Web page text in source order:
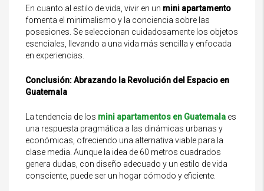
En cuanto al estilo de vida, vivir en un mini apartamento
fomenta el minimalismo y la conciencia sobre las
posesiones. Se seleccionan cuidadosamente los objetos
esenciales, llevando a una vida más sencilla y enfocada
en experiencias.
Conclusión: Abrazando la Revolución del Espacio en
Guatemala
La tendencia de los mini apartamentos en Guatemala es
una respuesta pragmática a las dinámicas urbanas y
económicas, ofreciendo una alternativa viable para la
clase media. Aunque la idea de 60 metros cuadrados
genera dudas, con diseño adecuado y un estilo de vida
consciente, puede ser un hogar cómodo y eficiente.